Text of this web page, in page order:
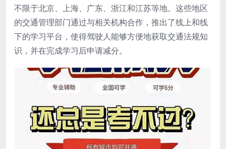
不限于北京、上海、广东、浙江和江苏等地。这些地区
的交通管理部门通过与相关机构合作，推出了线上和线
下的学习平台，使得驾驶人能够方便地获取交通法规知
识，并在完成学习后申请减分。